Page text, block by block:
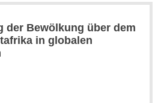
der Bewölkung über dem
in globalen